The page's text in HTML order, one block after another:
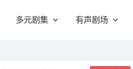
多元剧集 有声剧场